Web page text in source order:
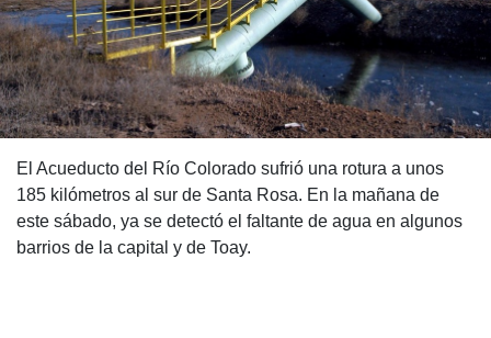
El Acueducto del Río Colorado sufrió una rotura a unos
185 kilómetros al sur de Santa Rosa. En la mañana de
este sábado, ya se detectó el faltante de agua en algunos
barrios de la capital y de Toay.